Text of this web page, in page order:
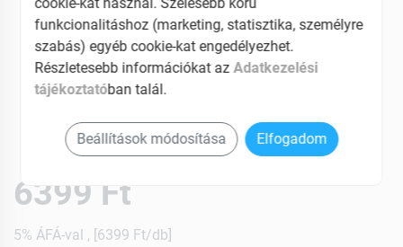
6399 Ft
5% ÁFÁ-val , [6399 Ft/db]
funkcionalitáshoz (marketing, statisztika, személyre
szabás) egyéb cookie-kat engedélyezhet.
Részletesebb információkat az Adatkezelési
tájékoztatóban talál.
Beállítások módosítása Elfogadom